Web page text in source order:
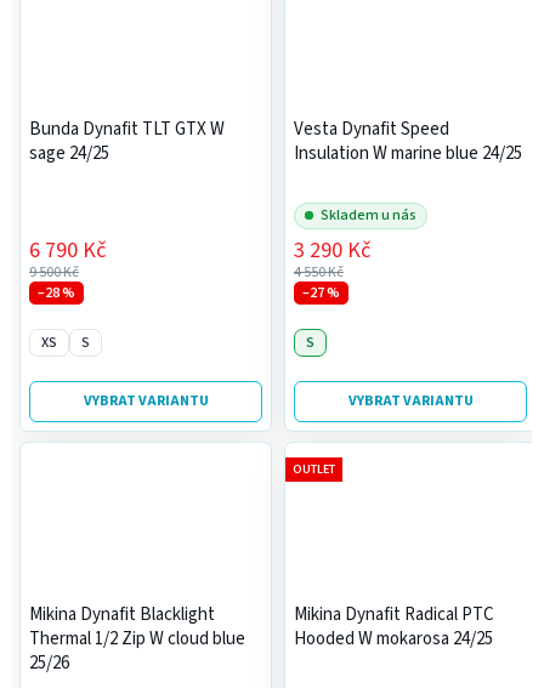
Bunda Dynafit TLT GTX W
sage 24/25
9 500 Kč
6 790 Kč
–28 %
VYBRAT VARIANTU
XS S
Vesta Dynafit Speed
Insulation W marine blue 24/25
Skladem u nás
4 550 Kč
3 290 Kč
–27 %
VYBRAT VARIANTU
S
Mikina Dynafit Blacklight
Thermal 1/2 Zip W cloud blue
25/26
Mikina Dynafit Radical PTC
Hooded W mokarosa 24/25
OUTLET